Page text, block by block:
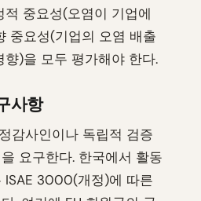
중요성(오염이 기업에
중요성(기업의 오염 배출
)을 모두 평가해야 한다.
사항
감사인이나 독립적 검증
요구한다. 한국에서 활동
ISAE 3000(개정)에 따른